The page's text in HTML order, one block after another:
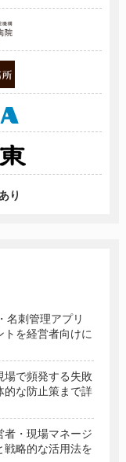
り
名刺管理アプリ
を経営者向けに
場で頻発する失敗
的な防止策まで詳
者・現場マネージ
戦略的な活用法を